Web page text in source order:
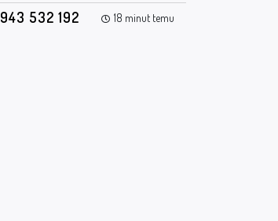
943 532 192 18 minut temu